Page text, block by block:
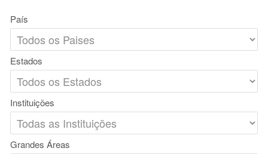
País
Estados
Instituições
Grandes Áreas